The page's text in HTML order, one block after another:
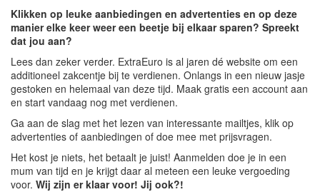
Klikken op leuke aanbiedingen en advertenties en op deze
manier elke keer weer een beetje bij elkaar sparen? Spreekt
dat jou aan?
Lees dan zeker verder. ExtraEuro is al jaren dé website om een
additioneel zakcentje bij te verdienen. Onlangs in een nieuw jasje
gestoken en helemaal van deze tijd. Maak gratis een account aan
en start vandaag nog met verdienen.
Ga aan de slag met het lezen van interessante mailtjes, klik op
advertenties of aanbiedingen of doe mee met prijsvragen.
Het kost je niets, het betaalt je juist! Aanmelden doe je in een
mum van tijd en je krijgt daar al meteen een leuke vergoeding
voor. Wij zijn er klaar voor! Jij ook?!